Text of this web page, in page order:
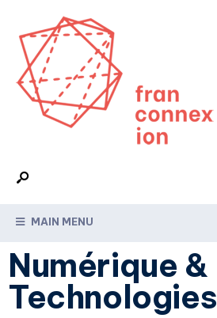
MAIN MENU
Numérique &
Technologies